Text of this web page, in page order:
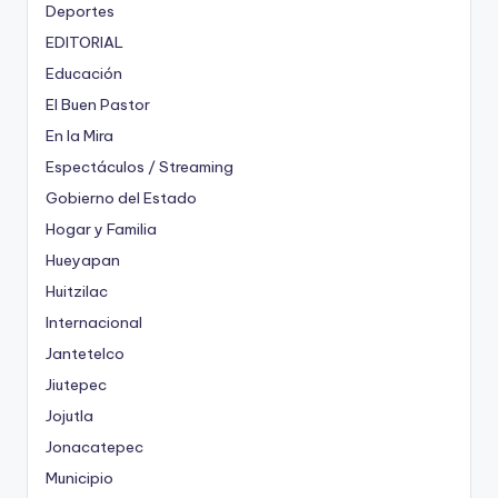
Deportes
EDITORIAL
Educación
El Buen Pastor
En la Mira
Espectáculos / Streaming
Gobierno del Estado
Hogar y Familia
Hueyapan
Huitzilac
Internacional
Jantetelco
Jiutepec
Jojutla
Jonacatepec
Municipio